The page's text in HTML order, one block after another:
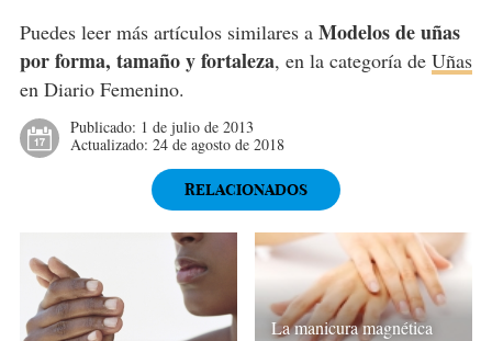
Puedes leer más artículos similares a Modelos de uñas
por forma, tamaño y fortaleza, en la categoría de Uñas
en Diario Femenino.
Publicado: 1 de julio de 2013
Actualizado: 24 de agosto de 2018
RELACIONADOS
La manicura magnética